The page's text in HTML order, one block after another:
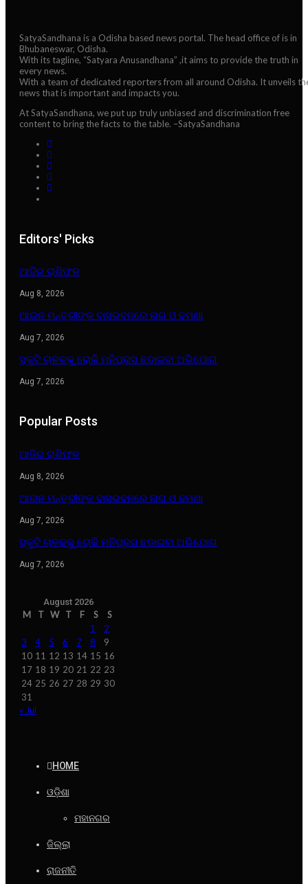
SatyaSandhana is a Odisha based news portal. The head office of is in
Bhubaneswar, Odisha.
With its tagline, “Satyara Anusandhana” ,it aims to provide the truth in
every news.
With a team of dedicated reporters from all around Odisha. It unveils
news that is important and impacts you.
At SatyaSandhana, we put up truly unbiased and discrimination free
content to bring the facts to the table. –SatyaSandhana
Editors' Picks
ଆଜିର ରାଶିଫଳ
Aug 8, 2026
ଆଇନ ମନ୍ତ୍ରୀଙ୍କ ବାସଭବନରେ ନାଗ ଓ ଢମଣା
Aug 7, 2026
ସ୍କୁଟି ଚାଳକକୁ ରୋକି ମନିପ୍ରସ ଛଡାଇବା ଅଭିଯୋଗ
Aug 7, 2026
Popular Posts
ଆଜିର ରାଶିଫଳ
Aug 8, 2026
ଆଇନ ମନ୍ତ୍ରୀଙ୍କ ବାସଭବନରେ ନାଗ ଓ ଢମଣା
Aug 7, 2026
ସ୍କୁଟି ଚାଳକକୁ ରୋକି ମନିପ୍ରସ ଛଡାଇବା ଅଭିଯୋଗ
Aug 7, 2026
August 2026
M T W T F S
S
1
2
3
4 5 6 7 8
9
10 11 12 13 14 15 16
17 18 19 20 21 22 23
24 25 26 27 28 29 30
31
« Jul
HOME
ଓଡ଼ିଶା
ମହାନଗର
ଜିଲ୍ଲା
ରାଜନୀତି